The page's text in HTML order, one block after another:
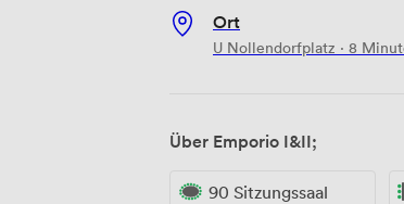
Ort
U Nollendorfplatz · 8
Über Emporio I&II;
90 Sitzungssaal